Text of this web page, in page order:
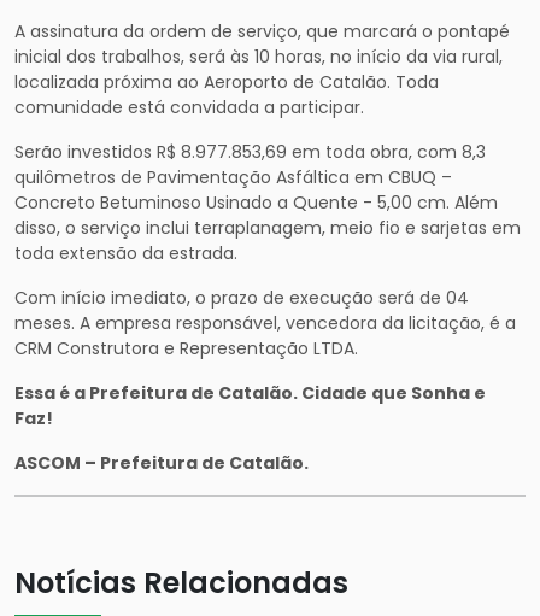
A assinatura da ordem de serviço, que marcará o pontapé
inicial dos trabalhos, será às 10 horas, no início da via rural,
localizada próxima ao Aeroporto de Catalão. Toda
comunidade está convidada a participar.
Serão investidos R$ 8.977.853,69 em toda obra, com 8,3
quilômetros de Pavimentação Asfáltica em CBUQ –
Concreto Betuminoso Usinado a Quente - 5,00 cm. Além
disso, o serviço inclui terraplanagem, meio fio e sarjetas em
toda extensão da estrada.
Com início imediato, o prazo de execução será de 04
meses. A empresa responsável, vencedora da licitação, é a
CRM Construtora e Representação LTDA.
Essa é a Prefeitura de Catalão. Cidade que Sonha e
Faz!
ASCOM – Prefeitura de Catalão.
Notícias Relacionadas